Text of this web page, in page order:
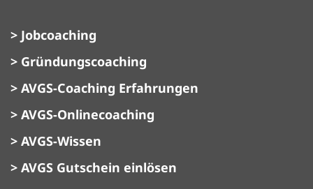
> Jobcoaching
> Gründungscoaching
> AVGS-Coaching Erfahrungen
> AVGS-Onlinecoaching
> AVGS-Wissen
> AVGS Gutschein einlösen